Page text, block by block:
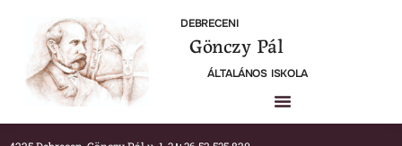
DEBRECENI
Gönczy Pál
ÁLTALÁNOS ISKOLA